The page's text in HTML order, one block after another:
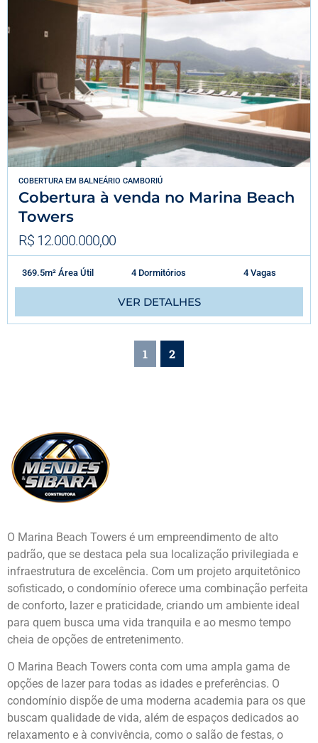
COBERTURA EM BALNEÁRIO CAMBORIÚ
Cobertura à venda no Marina Beach
Towers
R$ 12.000.000,00
369.5m² Área Útil 4 Dormitórios 4 Vagas
VER DETALHES
1 2
O Marina Beach Towers é um empreendimento de alto
padrão, que se destaca pela sua localização privilegiada e
infraestrutura de excelência. Com um projeto arquitetônico
sofisticado, o condomínio oferece uma combinação perfeita
de conforto, lazer e praticidade, criando um ambiente ideal
para quem busca uma vida tranquila e ao mesmo tempo
cheia de opções de entretenimento.
O Marina Beach Towers conta com uma ampla gama de
opções de lazer para todas as idades e preferências. O
condomínio dispõe de uma moderna academia para os que
buscam qualidade de vida, além de espaços dedicados ao
relaxamento e à convivência, como o salão de festas, o